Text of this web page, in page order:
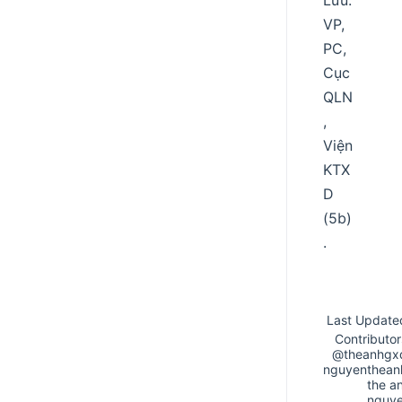
VP,
PC,
Cục
QLN
,
Viện
KTX
D
(5b)
.
Last
the